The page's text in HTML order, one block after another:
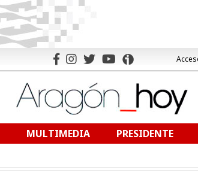
MULTIMEDIA PRESIDENTE